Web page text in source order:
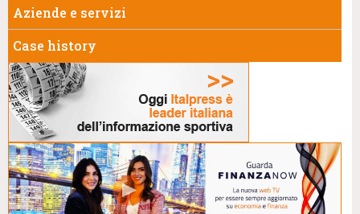
Aziende e servizi
Case history